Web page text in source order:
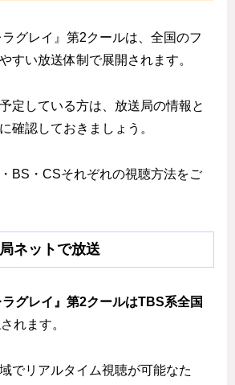
ラグレイ』第2クールは、全国のフ
すい放送体制で展開されます。
定している方は、放送局の情報と
確認しておきましょう。
BS・CSそれぞれの視聴方法をご
ネットで放送
ラグレイ』第2クールはTBS系全国
されます。
でリアルタイム視聴が可能なた